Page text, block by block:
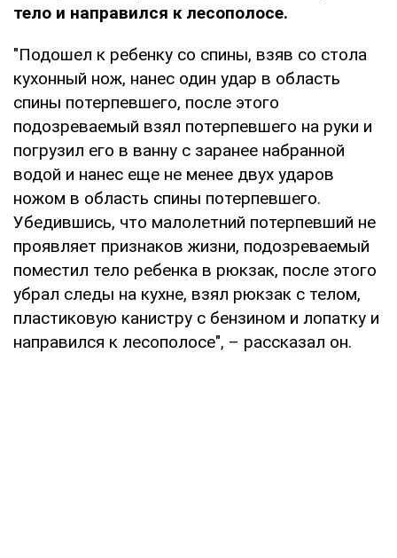
тело и направился к лесополосе.
"Подошел к ребенку со спины, взяв со стола
кухонный нож, нанес один удар в область
спины потерпевшего, после этого
подозреваемый взял потерпевшего на руки и
погрузил его в ванну с заранее набранной
водой и нанес еще не менее двух ударов
ножом в область спины потерпевшего.
Убедившись, что малолетний потерпевший не
проявляет признаков жизни, подозреваемый
поместил тело ребенка в рюкзак, после этого
убрал следы на кухне, взял рюкзак с телом,
пластиковую канистру с бензином и лопатку и
направился к лесополосе", – рассказал он.